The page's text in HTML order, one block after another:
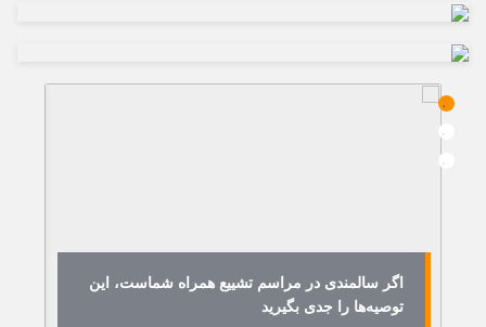
اگر سالمندی در مراسم تشییع همراه شماست، این
توصیه‌ها را جدی بگیرید